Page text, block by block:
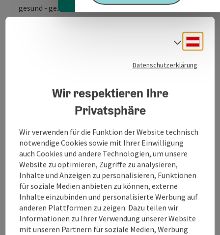
gesund - gezielt - bräunen
sich vor Ihrem ersten Solariumbesuch eine Chipkarte
jedem Besuch wird die von Ihnen
gewünschte Zeit abgebucht.
Dies ist ein sehr kundenfreundliches System, welches
in Ried i/I nur bei uns Verwendung findet.
Sollten Sie keine Chipkarte verwenden, können die
Geräte natürlich auch gegen Barzahlung benutzt
werden.
Kontakt
Datenschutzerklärung
Wir respektieren Ihre
Privatsphäre
Wir verwenden für die Funktion der Website technisch
notwendige Cookies sowie mit Ihrer Einwilligung
auch Cookies und andere Technologien, um unsere
Website zu optimieren, Zugriffe zu analysieren,
Inhalte und Anzeigen zu personalisieren, Funktionen
für soziale Medien anbieten zu können, externe
Inhalte einzubinden und personalisierte Werbung auf
anderen Plattformen zu zeigen. Dazu teilen wir
Informationen zu Ihrer Verwendung unserer Website
mit unseren Partnern für soziale Medien, Werbung